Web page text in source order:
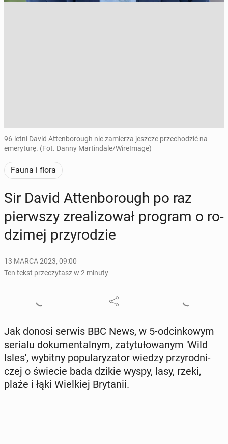
96-letni David Attenborough nie zamierza jeszcze przechodzić na
emeryturę. (Fot. Danny Martindale/WireImage)
Fauna i flora
Sir David At­ten­bo­ro­ugh po raz
pierw­szy zre­ali­zo­wał program o ro­
dzi­mej przy­ro­dzie
13 MARCA 2023, 09:00
Ten tekst przeczytasz w 2 minuty
Jak donosi serwis BBC News, w 5-od­cin­ko­wym
serialu do­ku­men­tal­nym, za­ty­tu­ło­wa­nym 'Wild
Isles', wybitny po­pu­la­ry­za­tor wiedzy przy­rod­ni­
czej o świecie bada dzikie wyspy, lasy, rzeki,
plaże i łąki Wiel­kiej Bry­ta­nii.